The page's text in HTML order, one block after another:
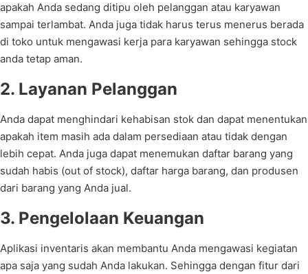
apakah Anda sedang ditipu oleh pelanggan atau karyawan
sampai terlambat. Anda juga tidak harus terus menerus berada
di toko untuk mengawasi kerja para karyawan sehingga stock
anda tetap aman.
2. Layanan Pelanggan
Anda dapat menghindari kehabisan stok dan dapat menentukan
apakah item masih ada dalam persediaan atau tidak dengan
lebih cepat. Anda juga dapat menemukan daftar barang yang
sudah habis (out of stock), daftar harga barang, dan produsen
dari barang yang Anda jual.
3. Pengelolaan Keuangan
Aplikasi inventaris akan membantu Anda mengawasi kegiatan
apa saja yang sudah Anda lakukan. Sehingga dengan fitur dari